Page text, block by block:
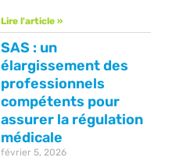
Lire l'article »
SAS : un
élargissement des
professionnels
compétents pour
assurer la régulation
médicale
février 5, 2026